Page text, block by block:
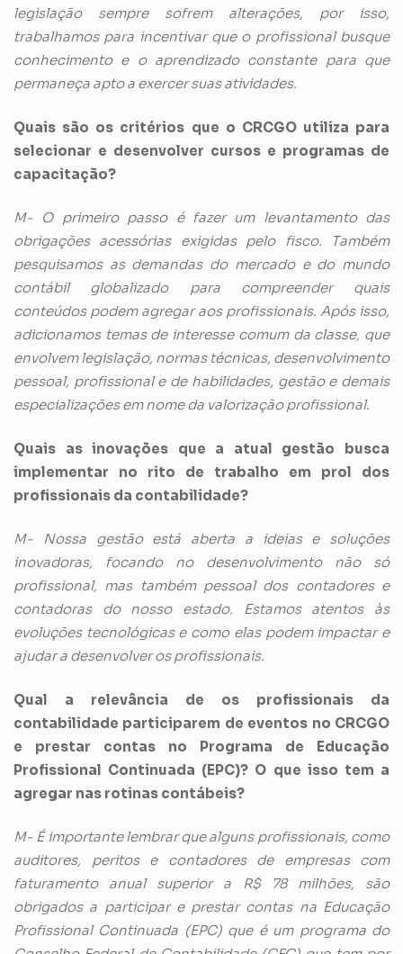
legislação sempre sofrem alterações, por isso,
trabalhamos para incentivar que o profissional busque
conhecimento e o aprendizado constante para que
permaneça apto a exercer suas atividades.
Quais são os critérios que o CRCGO utiliza para
selecionar e desenvolver cursos e programas de
capacitação?
M- O primeiro passo é fazer um levantamento das
obrigações acessórias exigidas pelo fisco. Também
pesquisamos as demandas do mercado e do mundo
contábil globalizado para compreender quais
conteúdos podem agregar aos profissionais. Após isso,
adicionamos temas de interesse comum da classe, que
envolvem legislação, normas técnicas, desenvolvimento
pessoal, profissional e de habilidades, gestão e demais
especializações em nome da valorização profissional.
Quais as inovações que a atual gestão busca
implementar no rito de trabalho em prol dos
profissionais da contabilidade?
M- Nossa gestão está aberta a ideias e soluções
inovadoras, focando no desenvolvimento não só
profissional, mas também pessoal dos contadores e
contadoras do nosso estado. Estamos atentos às
evoluções tecnológicas e como elas podem impactar e
ajudar a desenvolver os profissionais.
Qual a relevância de os profissionais da
contabilidade participarem de eventos no CRCGO
e prestar contas no Programa de Educação
Profissional Continuada (EPC)? O que isso tem a
agregar nas rotinas contábeis?
M- É importante lembrar que alguns profissionais, como
auditores, peritos e contadores de empresas com
faturamento anual superior a R$ 78 milhões, são
obrigados a participar e prestar contas na Educação
Profissional Continuada (EPC) que é um programa do